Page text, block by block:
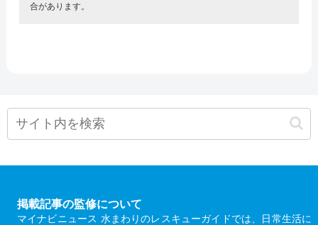
合があります。
掲載記事の監修について
マイナビニュース 水まわりのレスキューガイドでは、日常生活に